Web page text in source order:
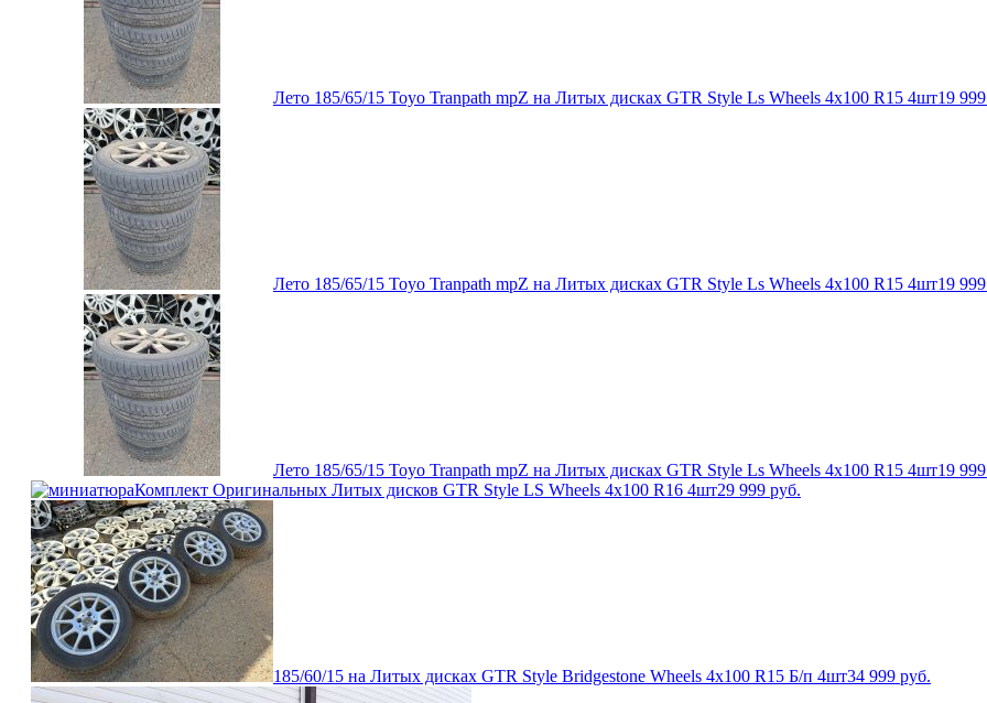
Лето 185/65/15 Toyo Tranpath mpZ на Литых дисках GTR Style Ls Wheels 4х100 R15 4шт19 999
Лето 185/65/15 Toyo Tranpath mpZ на Литых дисках GTR Style Ls Wheels 4х100 R15 4шт19 999
Лето 185/65/15 Toyo Tranpath mpZ на Литых дисках GTR Style Ls Wheels 4х100 R15 4шт19 999
Комплект Оригинальных Литых дисков GTR Style LS Wheels 4х100 R16 4шт29 999 руб.
185/60/15 на Литых дисках GTR Style Bridgestone Wheels 4х100 R15 Б/п 4шт34 999 руб.